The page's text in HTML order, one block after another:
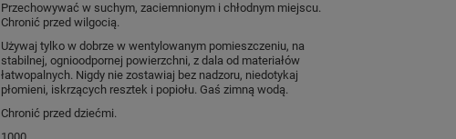
Przechowywać w suchym, zaciemnionym i chłodnym miejscu.
Chronić przed wilgocią.
Używaj tylko w dobrze w wentylowanym pomieszczeniu, na
stabilnej, ognioodpornej powierzchni, z dala od materiałów
łatwopalnych. Nigdy nie zostawiaj bez nadzoru, niedotykaj
płomieni, iskrzących resztek i popiołu. Gaś zimną wodą.
Chronić przed dziećmi.